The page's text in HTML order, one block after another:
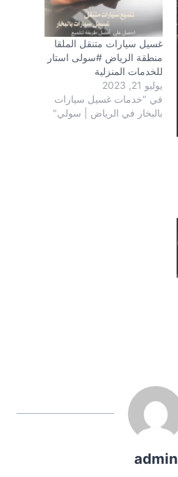
غسيل سيارات متنقل الملقا
منطقة الرياض #سولى استار
للخدمات المنزلية
يوليو 21, 2023
في "خدمات غسيل سيارات
بالبخار في الرياض | سولي"
admin